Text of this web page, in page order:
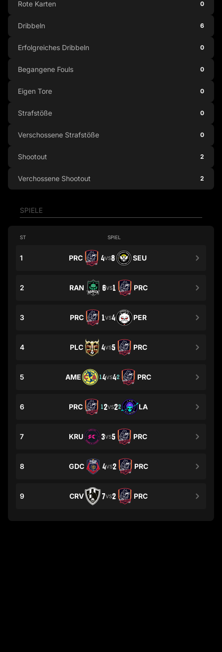
SPIELE
ST SPIEL
1 PRC 4VS8 SEU
2 RAN 6VS1 PRC
3 PRC 1VS4 PER
4 PLC 4VS5 PRC
5 AME 14VS42 PRC
6 PRC 12VS22 LA
7 KRU 3VS5 PRC
8 GDC 4VS2 PRC
9 CRV 7VS2 PRC
Rote Karten 0
Dribbeln 6
Erfolgreiches Dribbeln 0
Begangene Fouls 0
Eigen Tore 0
Strafstöße 0
Verschossene Strafstöße 0
Shootout 2
Verchossene Shootout 2